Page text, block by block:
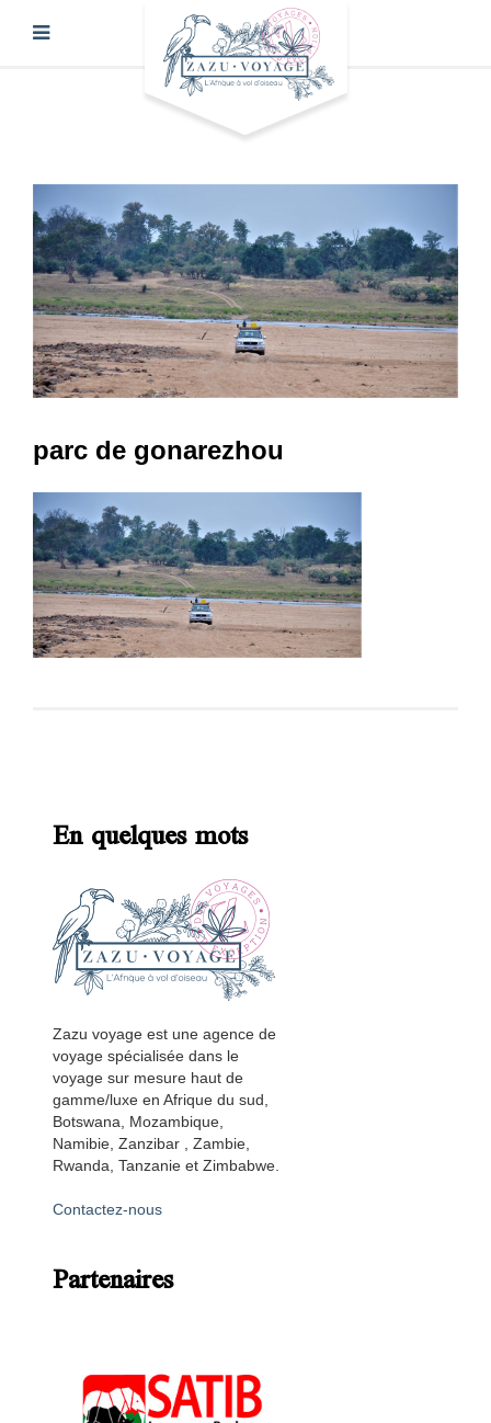
parc de gonarezhou
En quelques mots
Zazu voyage est une agence de
voyage spécialisée dans le
voyage sur mesure haut de
gamme/luxe en Afrique du sud,
Botswana, Mozambique,
Namibie, Zanzibar , Zambie,
Rwanda, Tanzanie et Zimbabwe.
Contactez-nous
Partenaires